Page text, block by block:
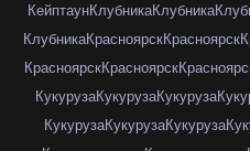
КейптаунКлубникаКлубника
КлубникаКрасноярскКрасноярск
КрасноярскКрасноярск
КукурузаКукурузаКукуруза
КукурузаКукурузаКукуруза